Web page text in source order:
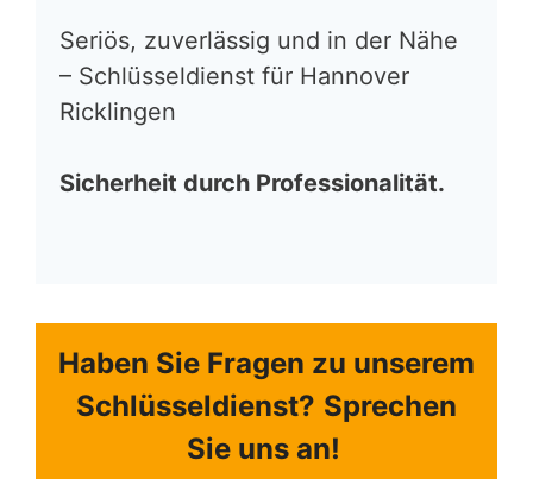
Seriös, zuverlässig und in der Nähe
– Schlüsseldienst für Hannover
Ricklingen
Sicherheit durch Professionalität.
Haben Sie Fragen zu unserem
Schlüsseldienst? Sprechen
Sie uns an!